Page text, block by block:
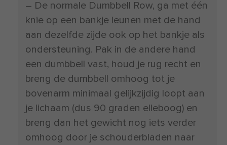
– De normale Dumbbell Row, ga met één
knie op een bankje leunen met de hand
aan dezelfde zijde ook op het bankje als
ondersteuning. Pak in de andere hand
een dumbbell vast, houd je rug recht en
breng de dumbbell omhoog tot je
bovenarm minimaal gelijkzijdig loopt aan
je lichaam (dus 90 graden elleboog) en
breng dan het gewicht nog iets verder
omhoog door je schouderbladen naar